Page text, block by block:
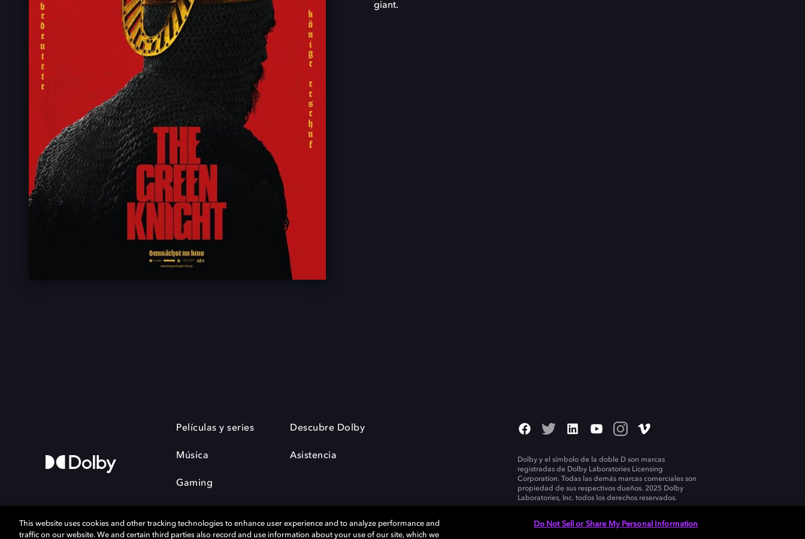
giant.
Películas y series
Música
Gaming
Descubre Dolby
Asistencia
Dolby y el símbolo de la doble D son marcas
registradas de Dolby Laboratories Licensing
Corporation. Todas las demás marcas comerciales son
propiedad de sus respectivos dueños. 2025 Dolby
Laboratories, Inc. todos los derechos reservados.
This website uses cookies and other tracking technologies to enhance user experience and to analyze performance and
traffic on our website. We and certain third parties also record and use information about your use of our site, which we
Do Not Sell or Share My Personal Information